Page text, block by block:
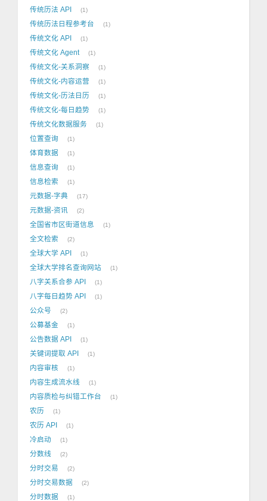
传统历法 API 1
传统历法日程参考台 1
传统文化 API 1
传统文化 Agent 1
传统文化-关系洞察 1
传统文化-内容运营 1
传统文化-历法日历 1
传统文化-每日趋势 1
传统文化数据服务 1
位置查询 1
体育数据 1
信息查询 1
信息检索 1
元数据-字典 17
元数据-资讯 2
全国省市区街道信息 1
全文检索 2
全球大学 API 1
全球大学排名查询网站 1
八字关系合参 API 1
八字每日趋势 API 1
公众号 2
公募基金 1
公告数据 API 1
关键词提取 API 1
内容审核 1
内容生成流水线 1
内容质检与纠错工作台 1
农历 1
农历 API 1
冷启动 1
分数线 2
分时交易 2
分时交易数据 2
分时数据 1